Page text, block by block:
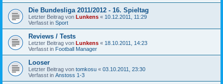
Die Bundesliga 2011/2012 - 16. Spieltag
Letzter Beitrag von Lunkens « 10.12.2011, 11:29
Verfasst in Sport
Reviews / Tests
Letzter Beitrag von Lunkens « 18.10.2011, 14:23
Verfasst in Football Manager
Looser
Letzter Beitrag von tomkosu « 03.10.2011, 23:30
Verfasst in Anstoss 1-3